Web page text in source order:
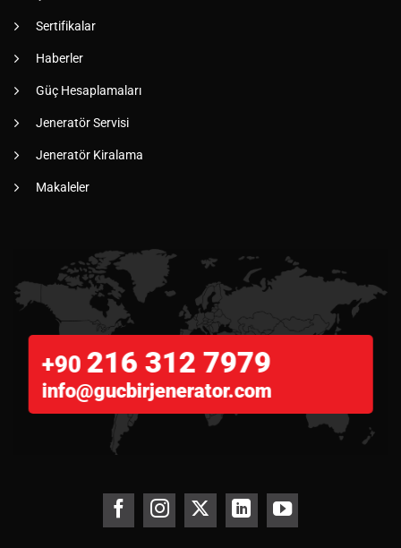
Sertifikalar
Haberler
Güç Hesaplamaları
Jeneratör Servisi
Jeneratör Kiralama
Makaleler
+90 216 312 7979
info@gucbirjenerator.com